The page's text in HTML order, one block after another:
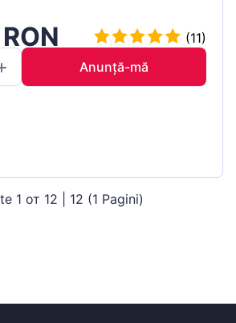
(11)
Anunță-mă
1 от 12 | 12 (1 Pagini)